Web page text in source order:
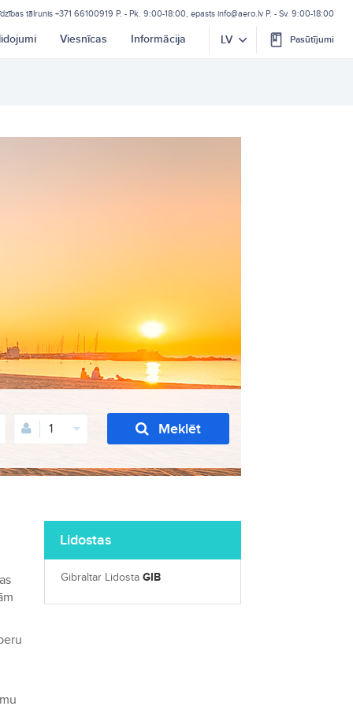
tālrunis +371 66100919 P. - Pk. 9:00-18:00, epasts info@aero.lv P. - Sv. 9:00-18:00
Viesnīcas Informācija LV Pasūtījumi
1 Meklēt
Lidostas
Gibraltar Lidosta GIB